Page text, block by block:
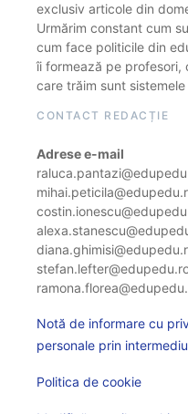
exclusiv articole din
Urmărim constant cum
cum face politicile din
îi formează pe profesori,
care trăim sunt
CONTACT REDACȚIE
Adrese e-mail
Notă de informare cu
personale prin
Politica de cookie